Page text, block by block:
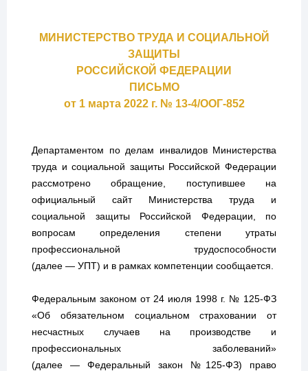
МИНИСТЕРСТВО ТРУДА И СОЦИАЛЬНОЙ
ЗАЩИТЫ
РОССИЙСКОЙ ФЕДЕРАЦИИ
ПИСЬМО
от 1 марта 2022 г. № 13-4/ООГ-852
Департаментом по делам инвалидов Министерства
труда и социальной защиты Российской Федерации
рассмотрено обращение, поступившее на
официальный сайт Министерства труда и
социальной защиты Российской Федерации, по
вопросам определения степени утраты
профессиональной трудоспособности
(далее — УПТ) и в рамках компетенции сообщается.
Федеральным законом от 24 июля 1998 г. № 125-ФЗ
«Об обязательном социальном страховании от
несчастных случаев на производстве и
профессиональных заболеваний»
(далее — Федеральный закон №125-ФЗ) право